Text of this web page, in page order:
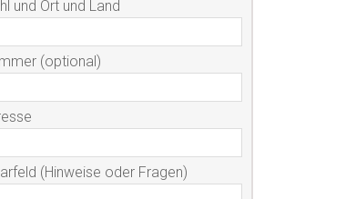
und Ort und Land
(optional)
(Hinweise oder Fragen)